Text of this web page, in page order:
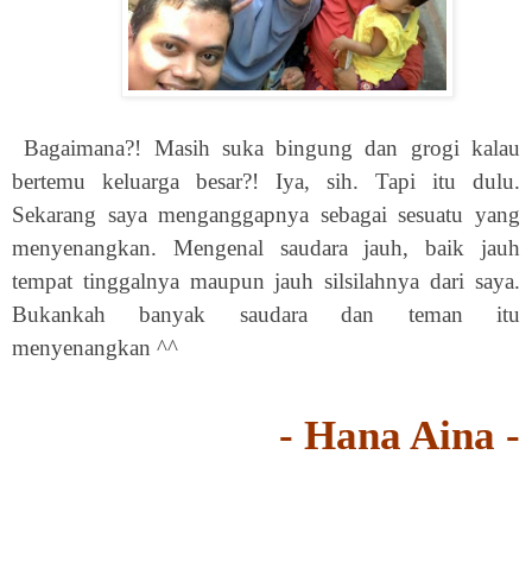
Bagaimana?! Masih suka bingung dan grogi kalau
bertemu keluarga besar?! Iya, sih. Tapi itu dulu.
Sekarang saya menganggapnya sebagai sesuatu yang
menyenangkan. Mengenal saudara jauh, baik jauh
tempat tinggalnya maupun jauh silsilahnya dari saya.
Bukankah banyak saudara dan teman itu
menyenangkan ^^
- Hana Aina -